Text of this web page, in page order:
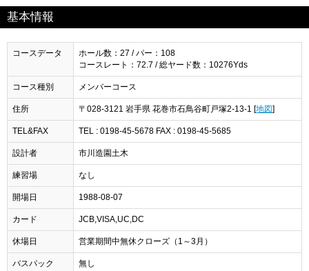
基本情報
コースデータ
ホール数：27 / パー：108
コースレート：72.7 / 総ヤード数：10276Yds
コース種別 メンバーコース
住所 〒028-3121 岩手県 花巻市石鳥谷町戸塚2-13-1 [地図]
TEL&FAX TEL : 0198-45-5678 FAX : 0198-45-5685
設計者 市川造園土木
練習場 なし
開場日 1988-08-07
カード JCB,VISA,UC,DC
休場日 営業期間中無休クローズ（1～3月）
バスパック 無し